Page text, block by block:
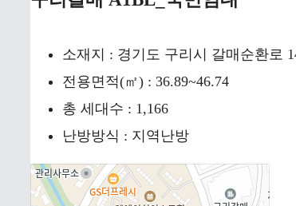
소재지 : 경기도 구리시 갈매순환로
전용면적(㎡) : 36.89~46.74
총 세대수 : 1,166
난방방식 : 지역난방